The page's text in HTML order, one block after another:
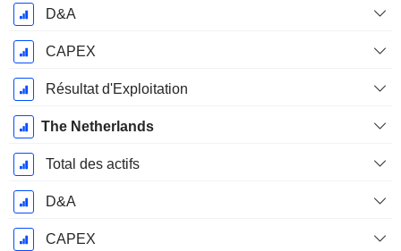
D&A
CAPEX
Résultat d'Exploitation
The Netherlands
Total des actifs
D&A
CAPEX